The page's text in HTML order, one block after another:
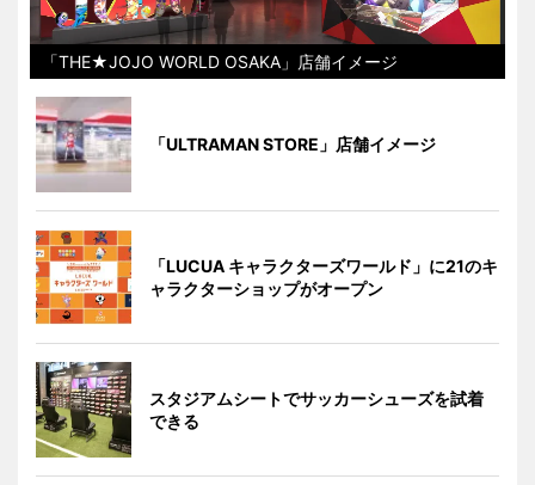
「THE★JOJO WORLD OSAKA」店舗イメージ
「ULTRAMAN STORE」店舗イメージ
「LUCUA キャラクターズワールド」に21のキ
ャラクターショップがオープン
スタジアムシートでサッカーシューズを試着
できる